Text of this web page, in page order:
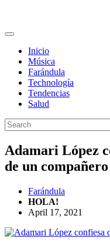
Inicio
Música
Farándula
Technología
Tendencias
Salud
Adamari López
de un
Farándula
HOLA!
April 17, 2021